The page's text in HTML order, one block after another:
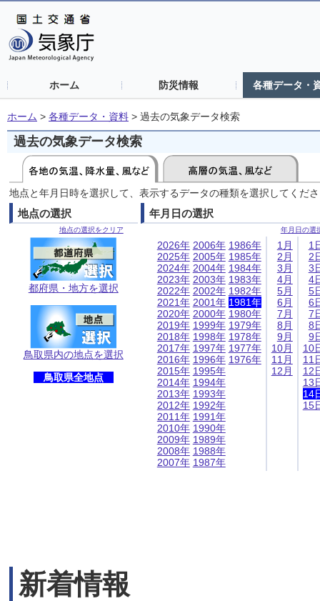
ホーム 防災情報 各種データ・
ホーム > 各種データ・資料 > 過去の気象データ検索
過去の気象データ検索
地点と年月日時を選択して、表示するデータの種類を選択してくだ
地点の選択
地点の選択をクリア
都府県・地方を選択
鳥取県内の地点を選択
鳥取県全地点
年月日の選択
年月日の選
2026年
2025年
2024年
2023年
2022年
2021年
2020年
2019年
2018年
2017年
2016年
2015年
2014年
2013年
2012年
2011年
2010年
2009年
2008年
2007年
2006年
2005年
2004年
2003年
2002年
2001年
2000年
1999年
1998年
1997年
1996年
1995年
1994年
1993年
1992年
1991年
1990年
1989年
1988年
1987年
1986年
1985年
1984年
1983年
1982年
1981年
1980年
1979年
1978年
1977年
1976年
1月
2月
3月
4月
5月
6月
7月
8月
9月
10月
11月
12月
1
2
3
4
5
6
7
8
9
10
11
12
13
14
15
新着情報